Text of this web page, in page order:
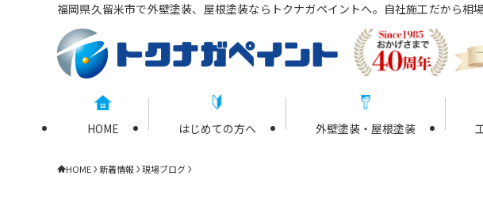
福岡県久留米市で外壁塗装、屋根塗装ならトクナガペイントへ。自社施工だから相
HOME はじめての方へ 外壁塗装・屋根塗装
HOME 新着情報 現場ブログ